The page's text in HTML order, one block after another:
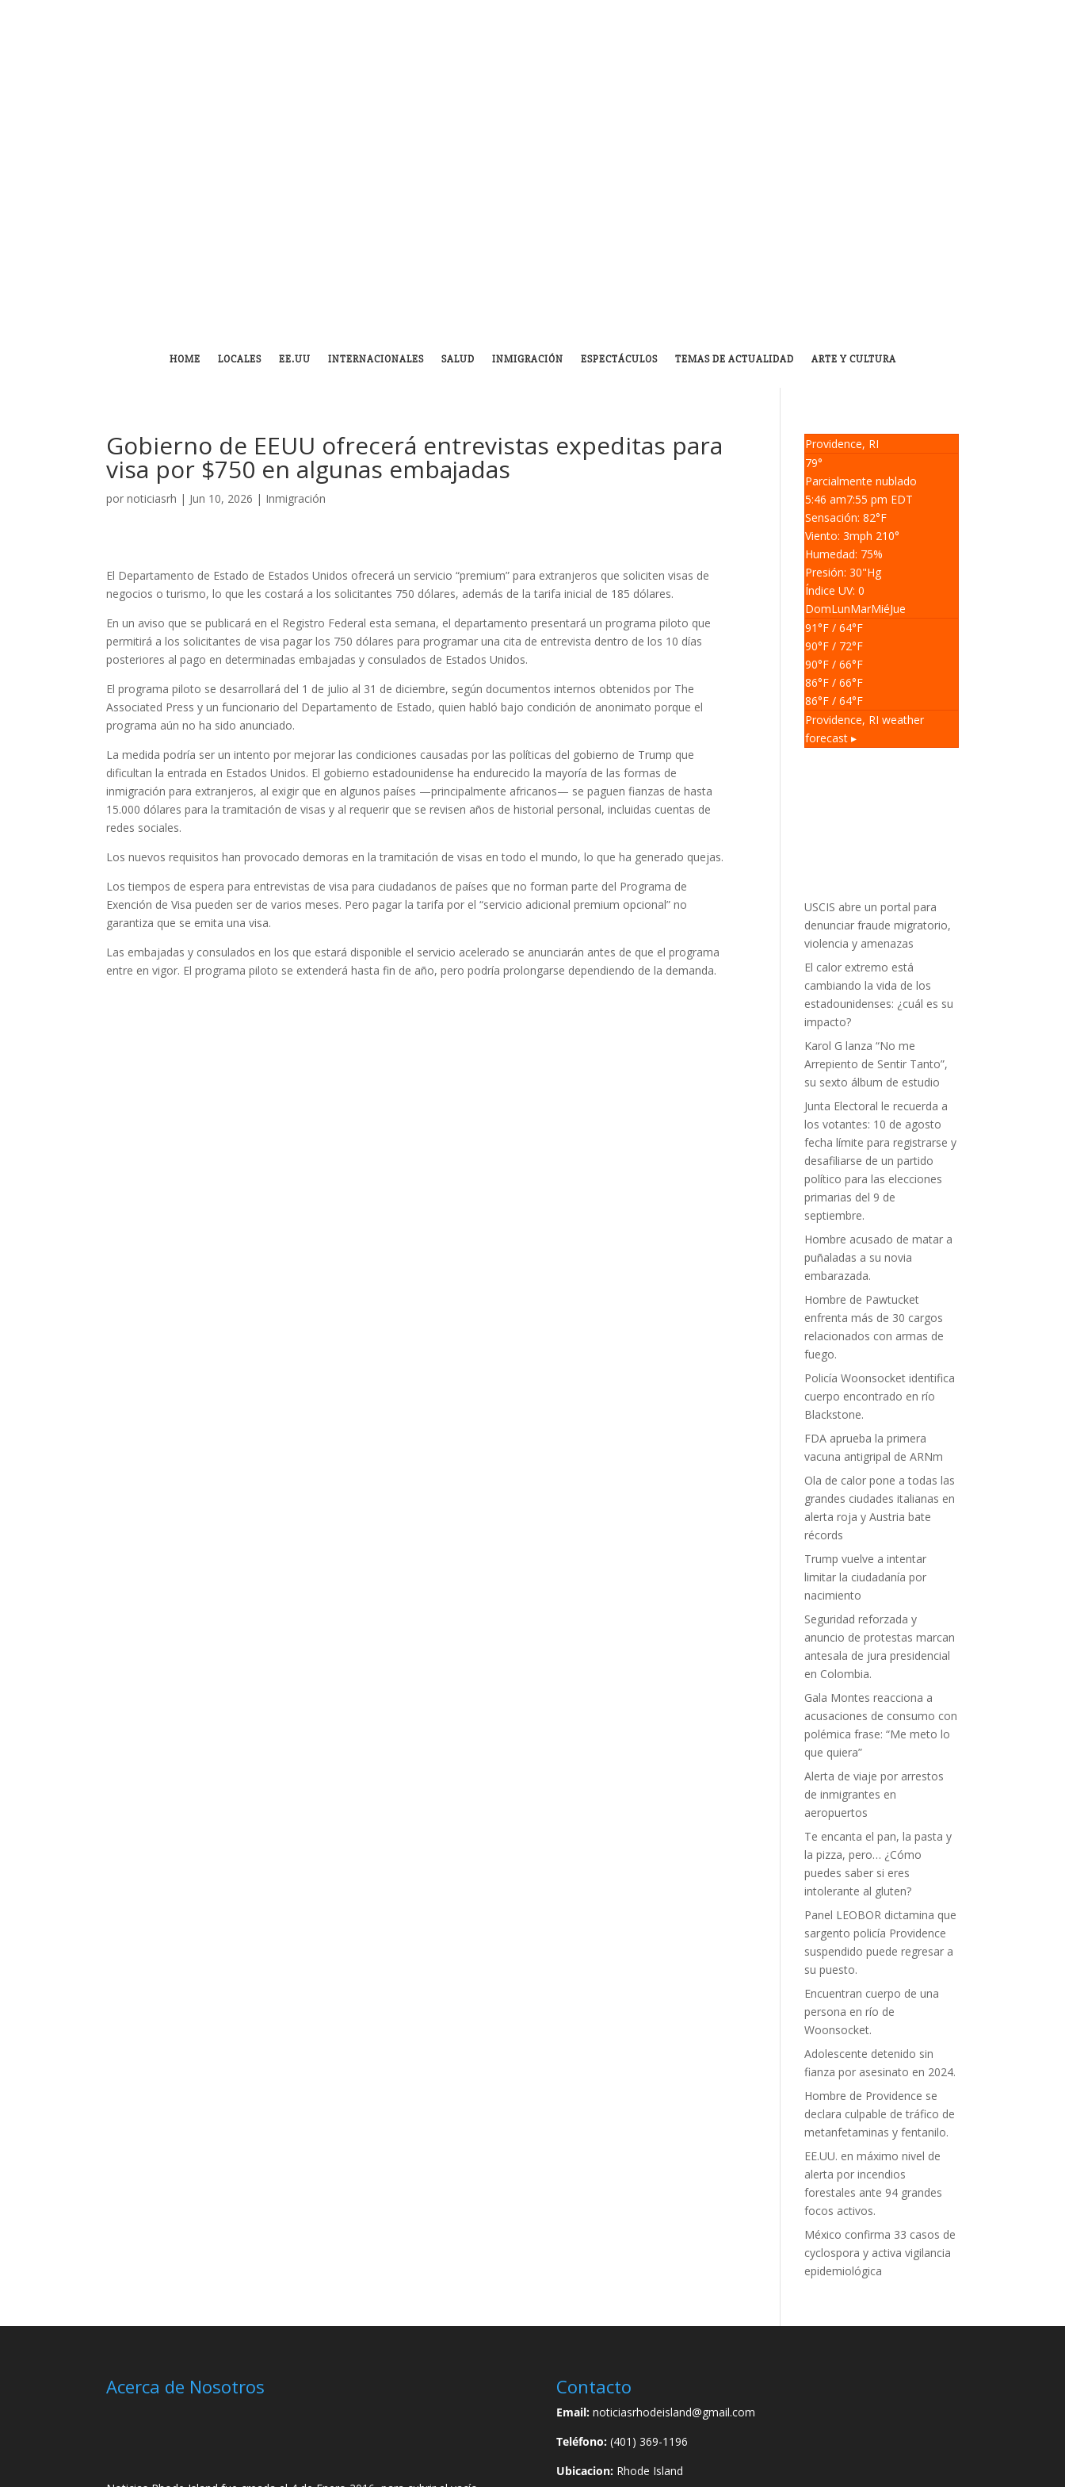
HOME LOCALES EE.UU INTERNACIONALES SALUD INMIGRACIÓN ESPECTÁCULOS TEMAS DE ACTUALIDAD ARTE Y CULTURA
Gobierno de EEUU ofrecerá entrevistas expeditas para
visa por $750 en algunas embajadas
pornoticiasrh | Jun 10, 2026 | Inmigración
El Departamento de Estado de Estados Unidos ofrecerá un servicio “premium” para extranjeros que soliciten visas de
negocios o turismo, lo que les costará a los solicitantes 750 dólares, además de la tarifa inicial de 185 dólares.
En un aviso que se publicará en el Registro Federal esta semana, el departamento presentará un programa piloto que
permitirá a los solicitantes de visa pagar los 750 dólares para programar una cita de entrevista dentro de los 10 días
posteriores al pago en determinadas embajadas y consulados de Estados Unidos.
El programa piloto se desarrollará del 1 de julio al 31 de diciembre, según documentos internos obtenidos por The
Associated Press y un funcionario del Departamento de Estado, quien habló bajo condición de anonimato porque el
programa aún no ha sido anunciado.
La medida podría ser un intento por mejorar las condiciones causadas por las políticas del gobierno de Trump que
dificultan la entrada en Estados Unidos. El gobierno estadounidense ha endurecido la mayoría de las formas de
inmigración para extranjeros, al exigir que en algunos países —principalmente africanos— se paguen fianzas de hasta
15.000 dólares para la tramitación de visas y al requerir que se revisen años de historial personal, incluidas cuentas de
redes sociales.
Los nuevos requisitos han provocado demoras en la tramitación de visas en todo el mundo, lo que ha generado quejas.
Los tiempos de espera para entrevistas de visa para ciudadanos de países que no forman parte del Programa de
Exención de Visa pueden ser de varios meses. Pero pagar la tarifa por el “servicio adicional premium opcional” no
garantiza que se emita una visa.
Las embajadas y consulados en los que estará disponible el servicio acelerado se anunciarán antes de que el programa
entre en vigor. El programa piloto se extenderá hasta fin de año, pero podría prolongarse dependiendo de la demanda.
Providence, RI
79°
Parcialmente nublado
5:46 am7:55 pm EDT
Sensación: 82°F
Viento: 3mph 210°
Humedad: 75%
Presión: 30"Hg
Índice UV: 0
DomLunMarMiéJue
91°F / 64°F
90°F / 72°F
90°F / 66°F
86°F / 66°F
86°F / 64°F
Providence, RI weather
forecast ▸
USCIS abre un portal para
denunciar fraude migratorio,
violencia y amenazas
El calor extremo está
cambiando la vida de los
estadounidenses: ¿cuál es su
impacto?
Karol G lanza “No me
Arrepiento de Sentir Tanto”,
su sexto álbum de estudio
Junta Electoral le recuerda a
los votantes: 10 de agosto
fecha límite para registrarse y
desafiliarse de un partido
político para las elecciones
primarias del 9 de
septiembre.
Hombre acusado de matar a
puñaladas a su novia
embarazada.
Hombre de Pawtucket
enfrenta más de 30 cargos
relacionados con armas de
fuego.
Policía Woonsocket identifica
cuerpo encontrado en río
Blackstone.
FDA aprueba la primera
vacuna antigripal de ARNm
Ola de calor pone a todas las
grandes ciudades italianas en
alerta roja y Austria bate
récords
Trump vuelve a intentar
limitar la ciudadanía por
nacimiento
Seguridad reforzada y
anuncio de protestas marcan
antesala de jura presidencial
en Colombia.
Gala Montes reacciona a
acusaciones de consumo con
polémica frase: “Me meto lo
que quiera”
Alerta de viaje por arrestos
de inmigrantes en
aeropuertos
Te encanta el pan, la pasta y
la pizza, pero… ¿Cómo
puedes saber si eres
intolerante al gluten?
Panel LEOBOR dictamina que
sargento policía Providence
suspendido puede regresar a
su puesto.
Encuentran cuerpo de una
persona en río de
Woonsocket.
Adolescente detenido sin
fianza por asesinato en 2024.
Hombre de Providence se
declara culpable de tráfico de
metanfetaminas y fentanilo.
EE.UU. en máximo nivel de
alerta por incendios
forestales ante 94 grandes
focos activos.
México confirma 33 casos de
cyclospora y activa vigilancia
epidemiológica
Acerca de Nosotros Contacto
Email:noticiasrhodeisland@gmail.com
Teléfono:(401) 369-1196
Ubicacion:Rhode Island